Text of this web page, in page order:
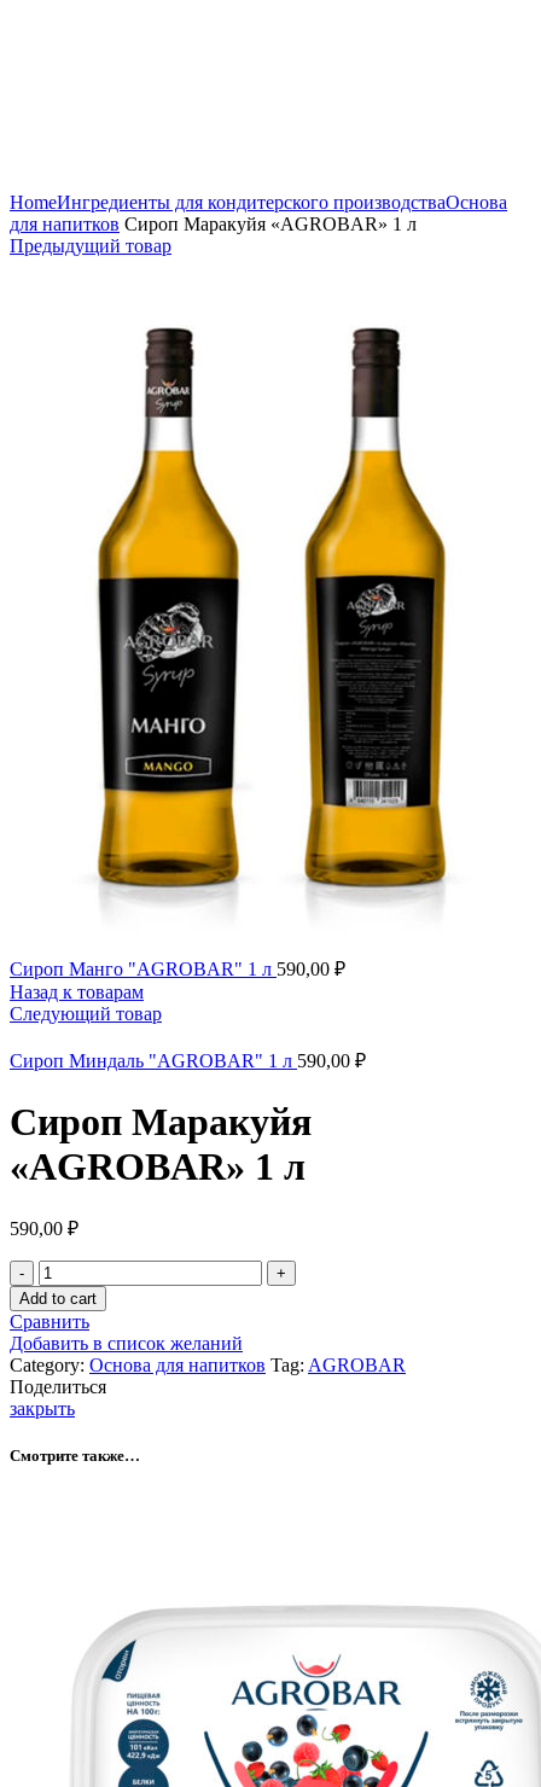
HomeИнгредиенты для кондитерского производстваОснова
для напитков Сироп Маракуйя «AGROBAR» 1 л
Предыдущий товар
Сироп Манго "AGROBAR" 1 л 590,00 ₽
Назад к товарам
Следующий товар
Сироп Миндаль "AGROBAR" 1 л 590,00 ₽
Сироп Маракуйя
«AGROBAR» 1 л
590,00 ₽
Сироп
Маракуйя
"AGROBAR"
1
л
quantity
Add to cart
Сравнить
Добавить в список желаний
Category: Основа для напитков Tag: AGROBAR
Поделиться
закрыть
Смотрите также…